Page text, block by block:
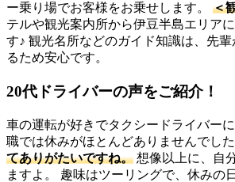
ー乗り場でお客様をお乗せします。 ＜
テルや観光案内所から伊豆半島エリア
す♪ 観光名所などのガイド知識は、先
るため安心です。
20代ドライバーの声をご紹介！
車の運転が好きでタクシードライバー
職では休みがほとんどありませんでし
てありがたいですね。 想像以上に、自
ますよ。 趣味はツーリングで、休みの